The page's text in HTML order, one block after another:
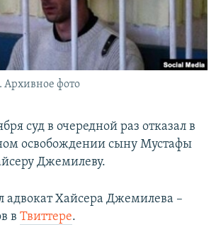
КРЫМАфото
суд в очередной раз отказал в
освобождении сыну Мустафы
Джемилеву.
адвокат Хайсера Джемилева –
в Твиттере.